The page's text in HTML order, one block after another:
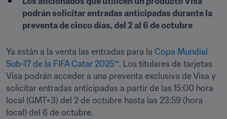
podrán solicitar entradas anticipadas durante la
preventa de cinco días, del 2 al 6 de octubre
Ya están a la venta las entradas para la Copa Mundial
Sub-17 de la FIFA Catar 2025™. Los titulares de tarjetas
Visa podrán acceder a una preventa exclusiva de Visa y
solicitar entradas anticipadas a partir de las 15:00 hora
local (GMT+3) del 2 de octubre hasta las 23:59 (hora
local) del 6 de octubre.